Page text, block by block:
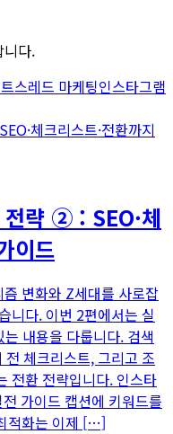
니다.
스레드 마케팅인스타그램
략 ② : SEO·체
이드
변화와 Z세대를 사로잡
니다. 이번 2편에서는 실
내용을 다룹니다. 검색
체크리스트, 그리고 조
전환 전략입니다. 인스타
가이드 캡션에 키워드를
적화는 이제 […]